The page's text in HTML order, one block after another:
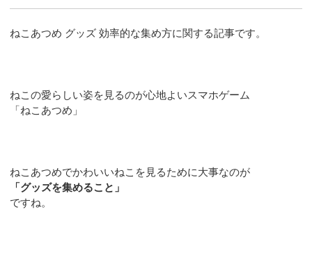
ねこあつめ グッズ 効率的な集め方に関する記事です。
ねこの愛らしい姿を見るのが心地よいスマホゲーム
「ねこあつめ」
ねこあつめでかわいいねこを見るために大事なのが
「グッズを集めること」
ですね。